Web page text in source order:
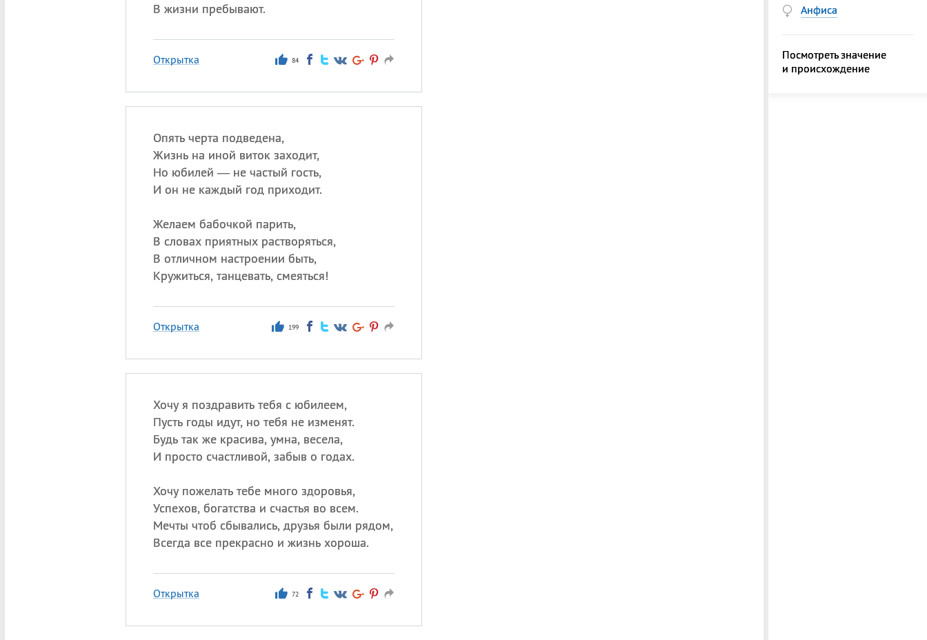
В жизни пребывают.
Открытка 84
Опять черта подведена,
Жизнь на иной виток заходит,
Но юбилей — не частый гость,
И он не каждый год приходит.
Желаем бабочкой парить,
В словах приятных растворяться,
В отличном настроении быть,
Кружиться, танцевать, смеяться!
Открытка 199
Хочу я поздравить тебя с юбилеем,
Пусть годы идут, но тебя не изменят.
Будь так же красива, умна, весела,
И просто счастливой, забыв о годах.
Хочу пожелать тебе много здоровья,
Успехов, богатства и счастья во всем.
Мечты чтоб сбывались, друзья были рядом,
Всегда все прекрасно и жизнь хороша.
Открытка 72
Анфиса
Посмотреть значение
и происхождение